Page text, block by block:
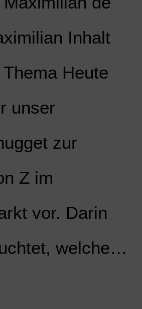
Inhalt
Heute
unser
zur
Z im
vor. Darin
welche…